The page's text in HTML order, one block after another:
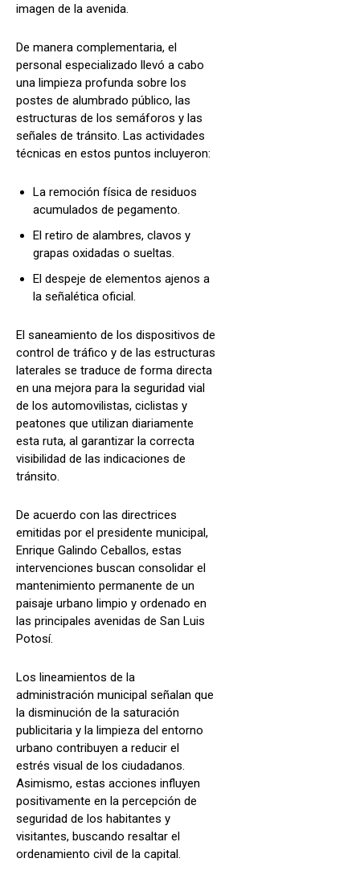
imagen de la avenida.
De manera complementaria, el
personal especializado llevó a cabo
una limpieza profunda sobre los
postes de alumbrado público, las
estructuras de los semáforos y las
señales de tránsito. Las actividades
técnicas en estos puntos incluyeron:
La remoción física de residuos
acumulados de pegamento.
El retiro de alambres, clavos y
grapas oxidadas o sueltas.
El despeje de elementos ajenos a
la señalética oficial.
El saneamiento de los dispositivos de
control de tráfico y de las estructuras
laterales se traduce de forma directa
en una mejora para la seguridad vial
de los automovilistas, ciclistas y
peatones que utilizan diariamente
esta ruta, al garantizar la correcta
visibilidad de las indicaciones de
tránsito.
De acuerdo con las directrices
emitidas por el presidente municipal,
Enrique Galindo Ceballos, estas
intervenciones buscan consolidar el
mantenimiento permanente de un
paisaje urbano limpio y ordenado en
las principales avenidas de San Luis
Potosí.
Los lineamientos de la
administración municipal señalan que
la disminución de la saturación
publicitaria y la limpieza del entorno
urbano contribuyen a reducir el
estrés visual de los ciudadanos.
Asimismo, estas acciones influyen
positivamente en la percepción de
seguridad de los habitantes y
visitantes, buscando resaltar el
ordenamiento civil de la capital.